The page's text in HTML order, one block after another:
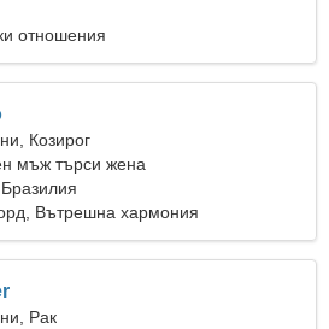
отношения
Козирог
мъж търси жена
Вътрешна хармония
Рак